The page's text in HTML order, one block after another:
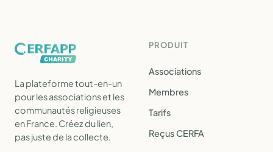
La plateforme tout-en-un
pour les associations et les
communautés religieuses
en France. Créez du lien,
pas juste de la collecte.
PRODUIT
Associations
Membres
Tarifs
Reçus CERFA